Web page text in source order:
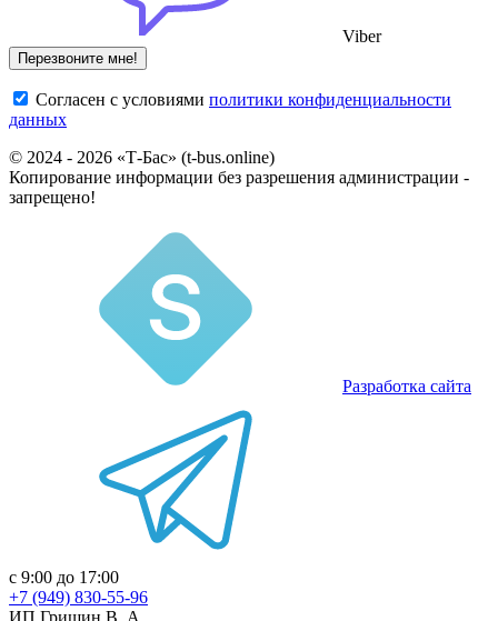
Viber
Cогласен с условиями политики конфиденциальности
данных
© 2024 - 2026 «Т-Бас» (t-bus.online)
Копирование информации без разрешения администрации -
запрещено!
Разработка сайта
с 9:00 до 17:00
+7 (949) 830-55-96
ИП Гришин В. А.